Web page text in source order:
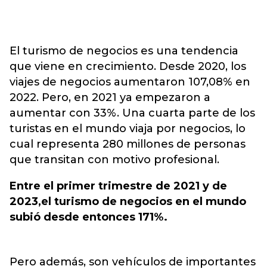
El turismo de negocios es una tendencia
que viene en crecimiento. Desde 2020, los
viajes de negocios aumentaron 107,08% en
2022. Pero, en 2021 ya empezaron a
aumentar con 33%. Una cuarta parte de los
turistas en el mundo viaja por negocios, lo
cual representa 280 millones de personas
que transitan con motivo profesional.
Entre el primer trimestre de 2021 y de
2023,el turismo de negocios en el mundo
subió desde entonces 171%.
Pero además, son vehículos de importantes